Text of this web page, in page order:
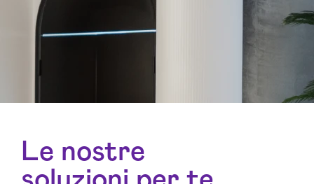
Le nostre